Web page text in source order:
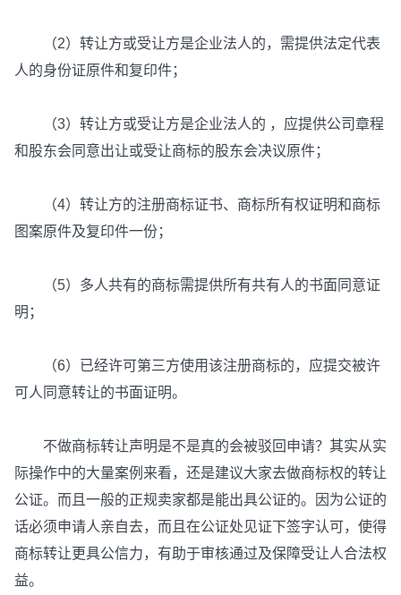
（2）转让方或受让方是企业法人的，需提供法定代表
人的身份证原件和复印件；
（3）转让方或受让方是企业法人的 ，应提供公司章程
和股东会同意出让或受让商标的股东会决议原件；
（4）转让方的注册商标证书、商标所有权证明和商标
图案原件及复印件一份；
（5）多人共有的商标需提供所有共有人的书面同意证
明；
（6）已经许可第三方使用该注册商标的，应提交被许
可人同意转让的书面证明。
不做商标转让声明是不是真的会被驳回申请？其实从实
际操作中的大量案例来看，还是建议大家去做商标权的转让
公证。而且一般的正规卖家都是能出具公证的。因为公证的
话必须申请人亲自去，而且在公证处见证下签字认可，使得
商标转让更具公信力，有助于审核通过及保障受让人合法权
益。